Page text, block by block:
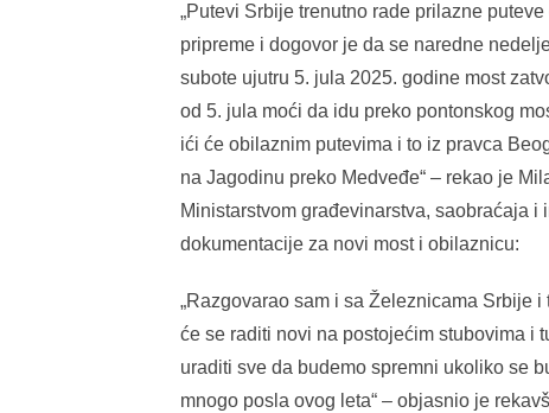
„Putevi Srbije trenutno rade prilazne
pripreme i dogovor je da se naredne
subote ujutru 5. jula 2025. godine most
od 5. jula moći da idu preko pontonskog
ići će obilaznim putevima i to iz pravca
na Jagodinu preko Medveđe“ – rekao je
Ministarstvom građevinarstva, saobraćaja
dokumentacije za novi most i obilaznicu:
„Razgovarao sam i sa Železnicama Srbije
će se raditi novi na postojećim stubovima i
uraditi sve da budemo spremni ukoliko se
mnogo posla ovog leta“ – objasnio je